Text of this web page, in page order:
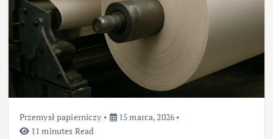
Przemysł papierniczy
15 marca, 2026
11 minutes Read